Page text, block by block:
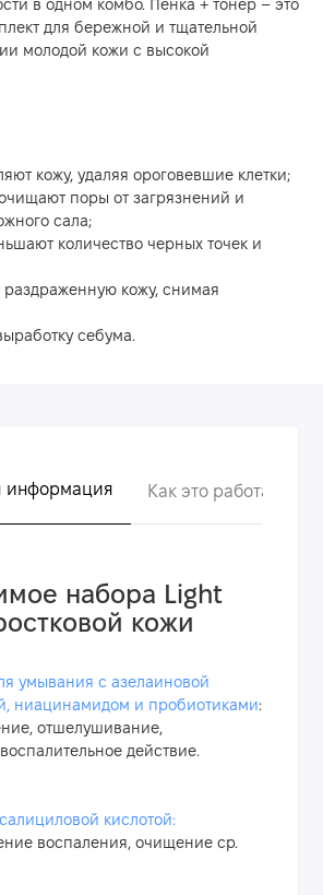
в одном комбо. Пенка + тонер – это
для бережной и тщательной
молодой кожи с высокой
кожу, удаляя ороговевшие клетки;
поры от загрязнений и
сала;
количество черных точек и
раздраженную кожу, снимая
себума.
информация Как это работает?
набора Light
кожи
умывания с азелаиновой
ниацинамидом и пробиотиками:
отшелушивание,
действие.
салициловой кислотой:
воспаления, очищение ср.